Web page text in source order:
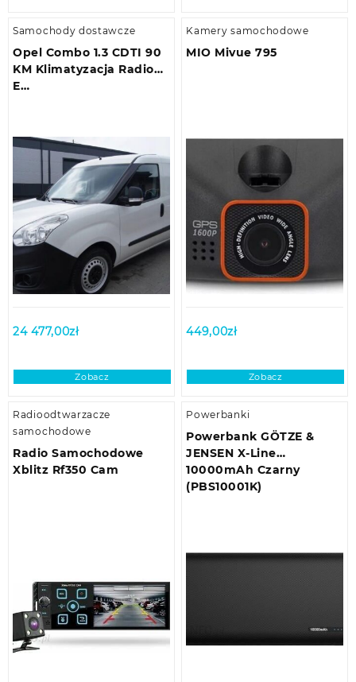
Samochody dostawcze
Opel Combo 1.3 CDTI 90
KM Klimatyzacja Radio
E…
24 477,00zł
Zobacz
Kamery samochodowe
MIO Mivue 795
449,00zł
Zobacz
Radioodtwarzacze
samochodowe
Radio Samochodowe
Xblitz Rf350 Cam
Powerbanki
Powerbank GÖTZE &
JENSEN X-Line
10000mAh Czarny
(PBS10001K)